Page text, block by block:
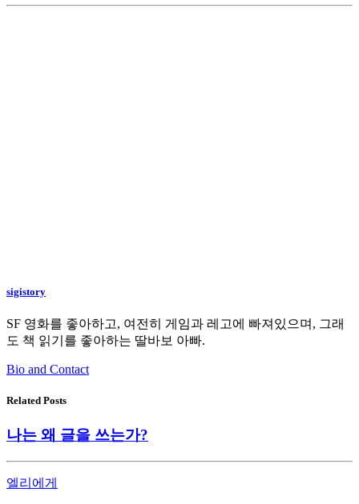
sigistory
SF 영화를 좋아하고, 여전히 게임과 레고에 빠져있으며, 그래
도 책 읽기를 좋아하는 딸바보 아빠.
Bio and Contact
Related Posts
나는 왜 글을 쓰는가?
엘리에게